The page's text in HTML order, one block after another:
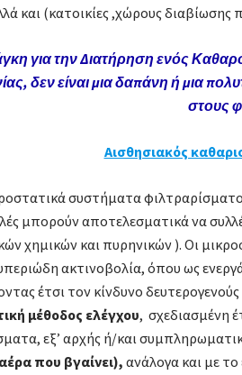
και (κατοικίες ,χώρους
για την Διατήρηση ενός
δεν είναι μια δαπάνη ή μια
στους
Αισθησιακός
συστήματα
μπορούν αποτελεσματικά να
χημικών και πυρηνικών ). Οι
ακτινοβολία, όπου ως
έτσι τον κίνδυνο
μέθοδος ελέγχου, σχεδιασμένη
εξ’ αρχής ή/και
που βγαίνει), ανάλογα και με